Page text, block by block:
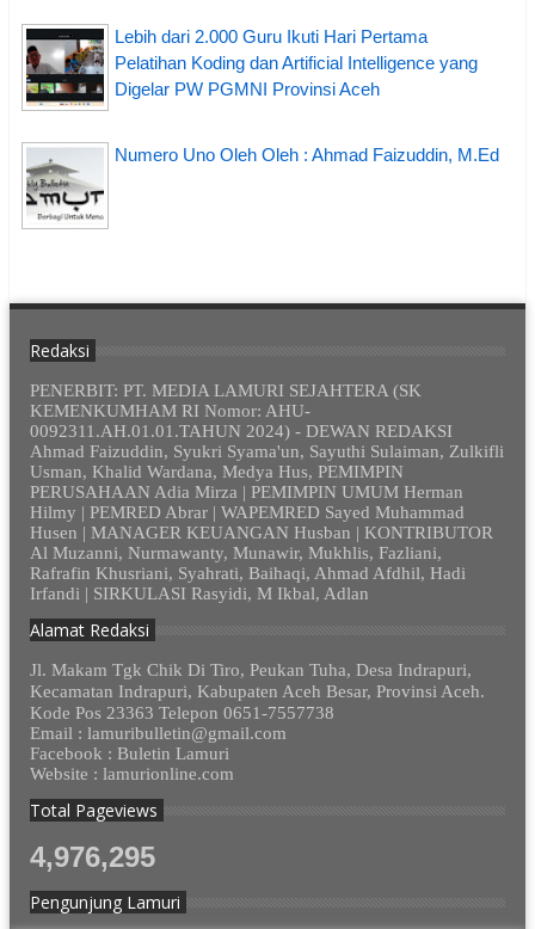
Lebih dari 2.000 Guru Ikuti Hari Pertama
Pelatihan Koding dan Artificial Intelligence yang
Digelar PW PGMNI Provinsi Aceh
Numero Uno Oleh Oleh : Ahmad Faizuddin, M.Ed
Redaksi
PENERBIT: PT. MEDIA LAMURI SEJAHTERA (SK
KEMENKUMHAM RI Nomor: AHU-
0092311.AH.01.01.TAHUN 2024) - DEWAN REDAKSI
Ahmad Faizuddin, Syukri Syama'un, Sayuthi Sulaiman, Zulkifli
Usman, Khalid Wardana, Medya Hus, PEMIMPIN
PERUSAHAAN Adia Mirza | PEMIMPIN UMUM Herman
Hilmy | PEMRED Abrar | WAPEMRED Sayed Muhammad
Husen | MANAGER KEUANGAN Husban | KONTRIBUTOR
Al Muzanni, Nurmawanty, Munawir, Mukhlis, Fazliani,
Rafrafin Khusriani, Syahrati, Baihaqi, Ahmad Afdhil, Hadi
Irfandi | SIRKULASI Rasyidi, M Ikbal, Adlan
Alamat Redaksi
Jl. Makam Tgk Chik Di Tiro, Peukan Tuha, Desa Indrapuri,
Kecamatan Indrapuri, Kabupaten Aceh Besar, Provinsi Aceh.
Kode Pos 23363 Telepon 0651-7557738
Email : lamuribulletin@gmail.com
Facebook : Buletin Lamuri
Website : lamurionline.com
Total Pageviews
4,976,295
Pengunjung Lamuri